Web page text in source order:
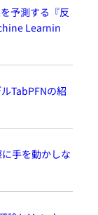
予測する『反
Learnin
TabPFNの紹
手を動かしな